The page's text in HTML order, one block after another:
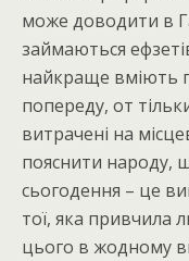
може доводити в
займаються
найкраще вміють
попереду, от
витрачені на
пояснити народу,
сьогодення – це
тої, яка привчила
цього в жодному